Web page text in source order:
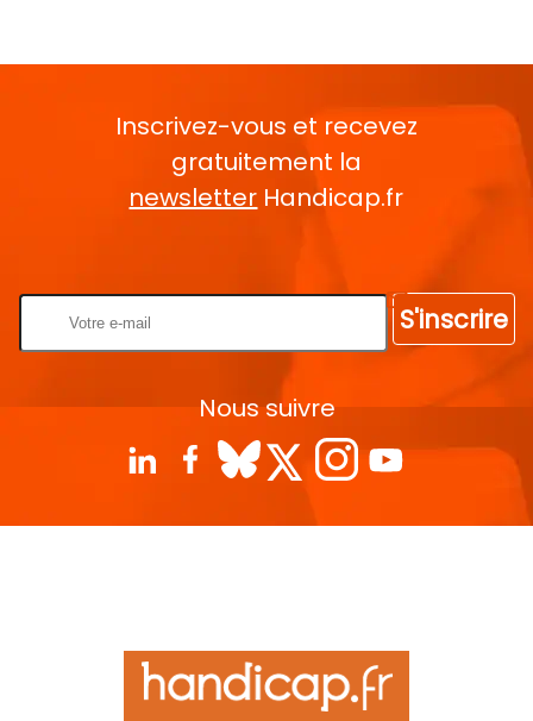
Inscrivez-vous et recevez
gratuitement la
newsletter Handicap.fr
S'inscrire
Nous suivre